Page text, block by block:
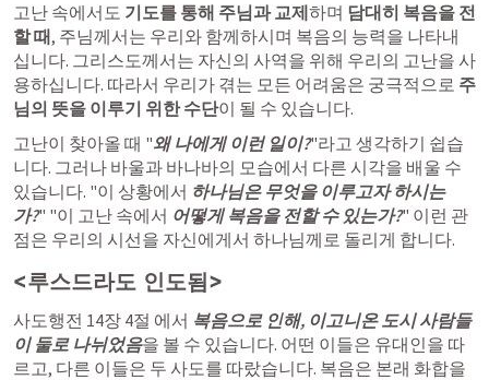
고난 속에서도 기도를 통해 주님과 교제하며 담대히 복음을 전
할 때, 주님께서는 우리와 함께하시며 복음의 능력을 나타내
십니다. 그리스도께서는 자신의 사역을 위해 우리의 고난을 사
용하십니다. 따라서 우리가 겪는 모든 어려움은 궁극적으로 주
님의 뜻을 이루기 위한 수단이 될 수 있습니다.
고난이 찾아올 때 "왜 나에게 이런 일이?"라고 생각하기 쉽습
니다. 그러나 바울과 바나바의 모습에서 다른 시각을 배울 수
있습니다. "이 상황에서 하나님은 무엇을 이루고자 하시는
가?" "이 고난 속에서 어떻게 복음을 전할 수 있는가?" 이런 관
점은 우리의 시선을 자신에게서 하나님께로 돌리게 합니다.
<루스드라도 인도됨>
사도행전 14장 4절 에서 복음으로 인해, 이고니온 도시 사람들
이 둘로 나뉘었음을 볼 수 있습니다. 어떤 이들은 유대인을 따
르고, 다른 이들은 두 사도를 따랐습니다. 복음은 본래 화합을